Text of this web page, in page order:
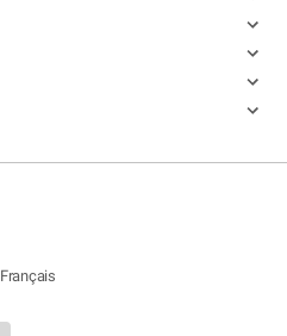
Français